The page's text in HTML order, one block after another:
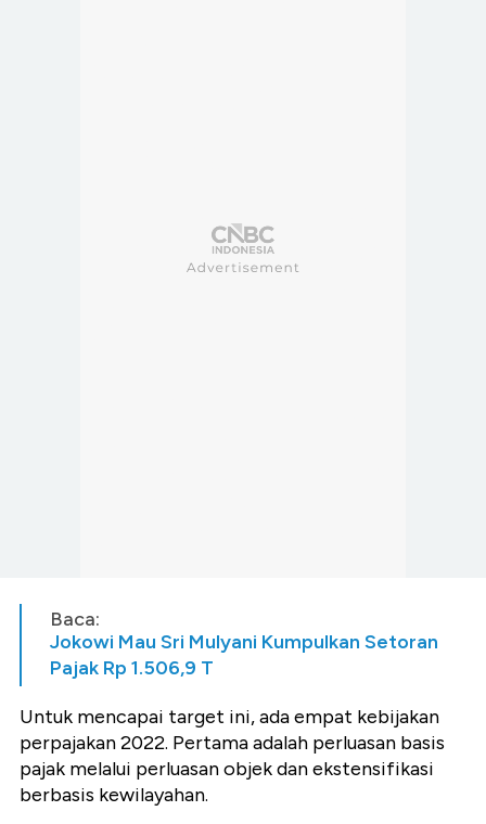
Baca:
Jokowi Mau Sri Mulyani Kumpulkan Setoran
Pajak Rp 1.506,9 T
Untuk mencapai target ini, ada empat kebijakan
perpajakan 2022. Pertama adalah perluasan basis
pajak melalui perluasan objek dan ekstensifikasi
berbasis kewilayahan.